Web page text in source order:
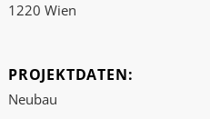
1220 Wien
PROJEKTDATEN:
Neubau